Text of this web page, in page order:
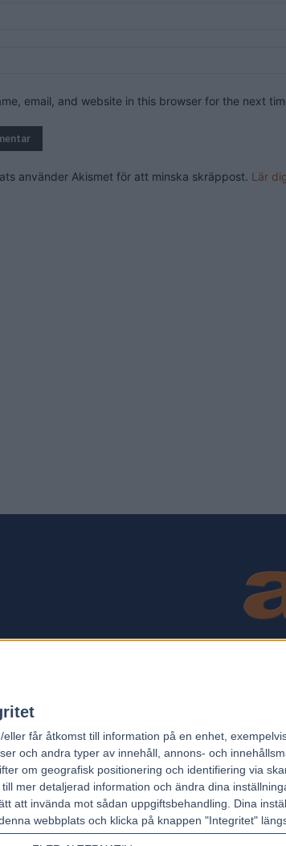
eller får åtkomst till information på en enhet,
och andra typer av innehåll, annons- och
om geografisk positionering och identifiering via
mer detaljerad information och ändra dina
att invända mot sådan uppgiftsbehandling. Dina
webbplats och klicka på knappen "Integritet"
email, and website in this browser for the next
använder Akismet för att minska skräppost. Lär
Allt Om Trav -